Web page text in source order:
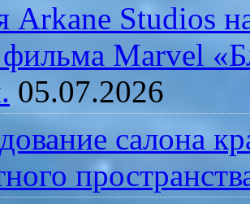
Arkane Studios
Marvel
05.07.2026
салона